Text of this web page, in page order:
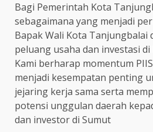
Bagi Pemerintah Kota
sebagaimana yang menjadi
Bapak Wali Kota Tanjungbalai
peluang usaha dan investasi
Kami berharap momentum
menjadi kesempatan penting
jejaring kerja sama serta
potensi unggulan daerah
dan investor di Sumut